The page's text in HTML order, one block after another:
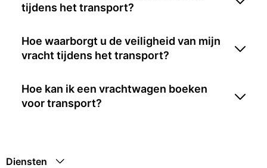
tijdens het transport?
Hoe waarborgt u de veiligheid van mijn
vracht tijdens het transport?
Hoe kan ik een vrachtwagen boeken
voor transport?
Diensten